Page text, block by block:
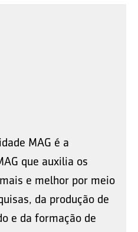
MAG é a
que auxilia os
e melhor por meio
da produção de
e da formação de